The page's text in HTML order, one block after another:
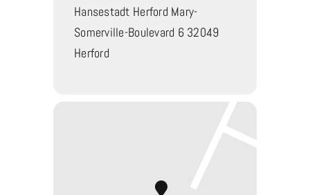
Hansestadt Herford Mary-
Somerville-Boulevard 6 32049
Herford